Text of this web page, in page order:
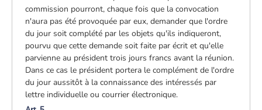
commission pourront, chaque fois que la convocation
n'aura pas été provoquée par eux, demander que l'ordre
du jour soit complété par les objets qu'ils indiqueront,
pourvu que cette demande soit faite par écrit et qu'elle
parvienne au président trois jours francs avant la réunion.
Dans ce cas le président portera le complément de l'ordre
du jour aussitôt à la connaissance des intéressés par
lettre individuelle ou courrier électronique.